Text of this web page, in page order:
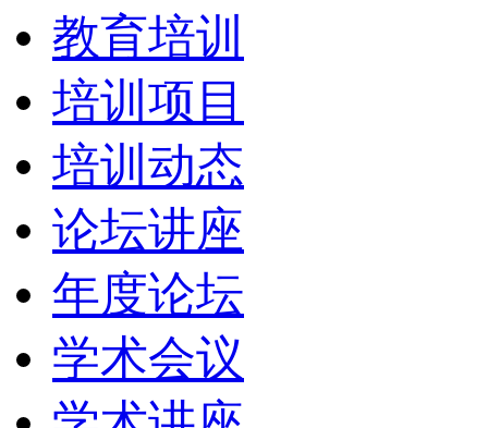
教育培训
培训项目
培训动态
论坛讲座
年度论坛
学术会议